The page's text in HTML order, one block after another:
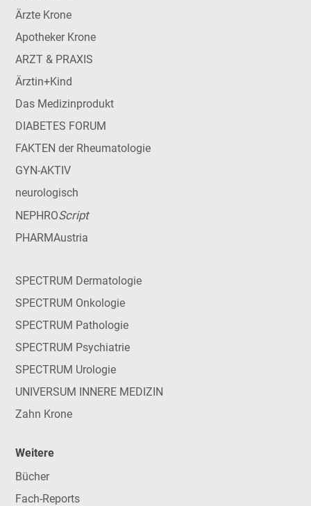
Ärzte Krone
Apotheker Krone
ARZT & PRAXIS
Ärztin+Kind
Das Medizinprodukt
DIABETES FORUM
FAKTEN der Rheumatologie
GYN-AKTIV
neurologisch
NEPHROScript
PHARMAustria
SPECTRUM Dermatologie
SPECTRUM Onkologie
SPECTRUM Pathologie
SPECTRUM Psychiatrie
SPECTRUM Urologie
UNIVERSUM INNERE MEDIZIN
Zahn Krone
Weitere
Bücher
Fach-Reports